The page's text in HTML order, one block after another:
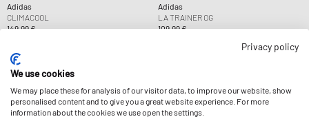
Adidas
CLIMACOOL
149,99 €
Adidas
LA TRAINER OG
109,99 €
Privacy policy
We use cookies
We may place these for analysis of our visitor data, to improve our website, show
personalised content and to give you a great website experience. For more
information about the cookies we use open the settings.